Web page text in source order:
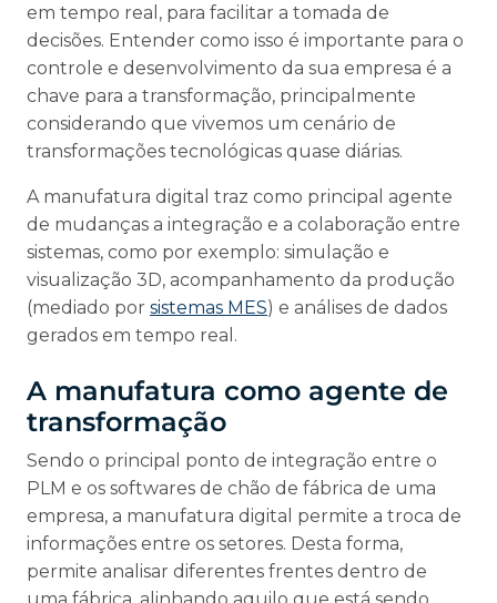
em tempo real, para facilitar a tomada de
decisões. Entender como isso é importante para o
controle e desenvolvimento da sua empresa é a
chave para a transformação, principalmente
considerando que vivemos um cenário de
transformações tecnológicas quase diárias.
A manufatura digital traz como principal agente
de mudanças a integração e a colaboração entre
sistemas, como por exemplo: simulação e
visualização 3D, acompanhamento da produção
(mediado por sistemas MES) e análises de dados
gerados em tempo real.
A manufatura como agente de
transformação
Sendo o principal ponto de integração entre o
PLM e os softwares de chão de fábrica de uma
empresa, a manufatura digital permite a troca de
informações entre os setores. Desta forma,
permite analisar diferentes frentes dentro de
uma fábrica, alinhando aquilo que está sendo